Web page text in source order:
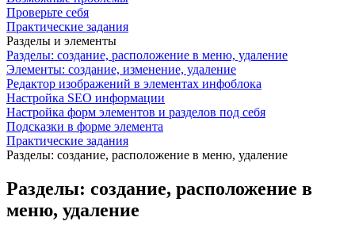
Проверьте себя
Практические задания
Разделы и элементы
Разделы: создание, расположение в меню, удаление
Элементы: создание, изменение, удаление
Редактор изображений в элементах инфоблока
Настройка SEO информации
Настройка форм элементов и разделов под себя
Подсказки в форме элемента
Практические задания
Разделы: создание, расположение в меню, удаление
Разделы: создание, расположение в
меню, удаление